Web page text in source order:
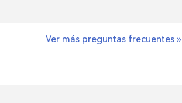
Ver más preguntas frecuentes »